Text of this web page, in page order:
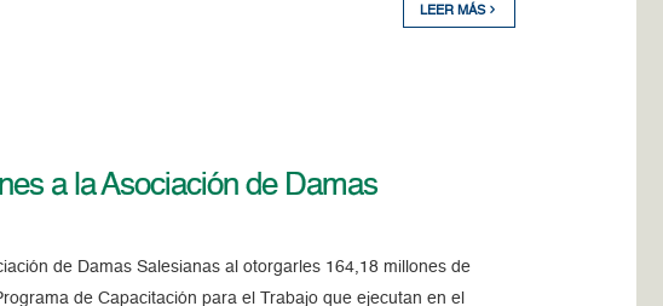
LEER MÁS
a la Asociación de Damas
de Damas Salesianas al otorgarles 164,18 millones de
de Capacitación para el Trabajo que ejecutan en el